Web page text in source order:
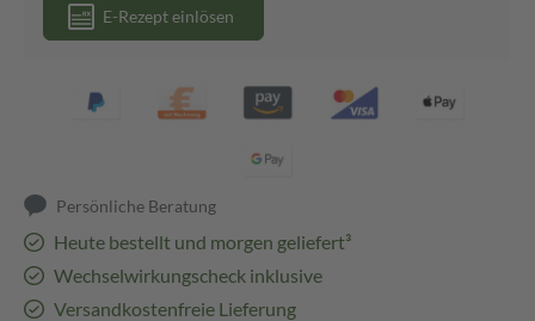
E-Rezept einlösen
Persönliche Beratung
Heute bestellt und morgen geliefert³
Wechselwirkungscheck inklusive
Versandkostenfreie Lieferung